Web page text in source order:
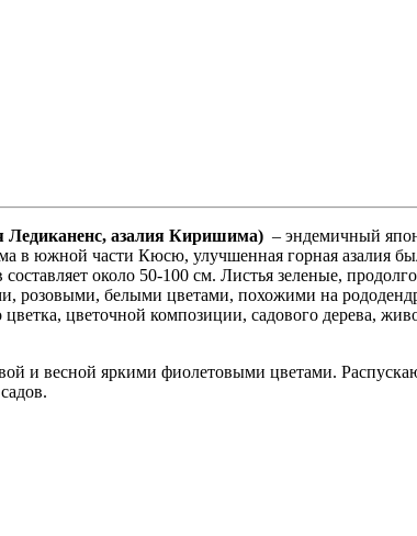
Ледиканенс, азалия Киришима) – эндемичный
в южной части Кюсю, улучшенная горная азалия
около 50-100 см. Листья зеленые,
розовыми, белыми цветами, похожими на
цветочной композиции, садового дерева,
и весной яркими фиолетовыми цветами.